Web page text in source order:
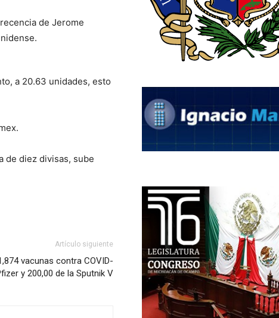
de Jerome
a 20.63 unidades, esto
de diez divisas, sube
Artículo siguiente
vacunas contra COVID-
y 200,00 de la Sputnik V